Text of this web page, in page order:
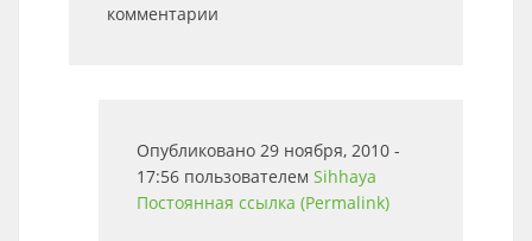
комментарии
Опубликовано 29 ноября, 2010 -
17:56 пользователем Sihhaya
Постоянная ссылка (Permalink)